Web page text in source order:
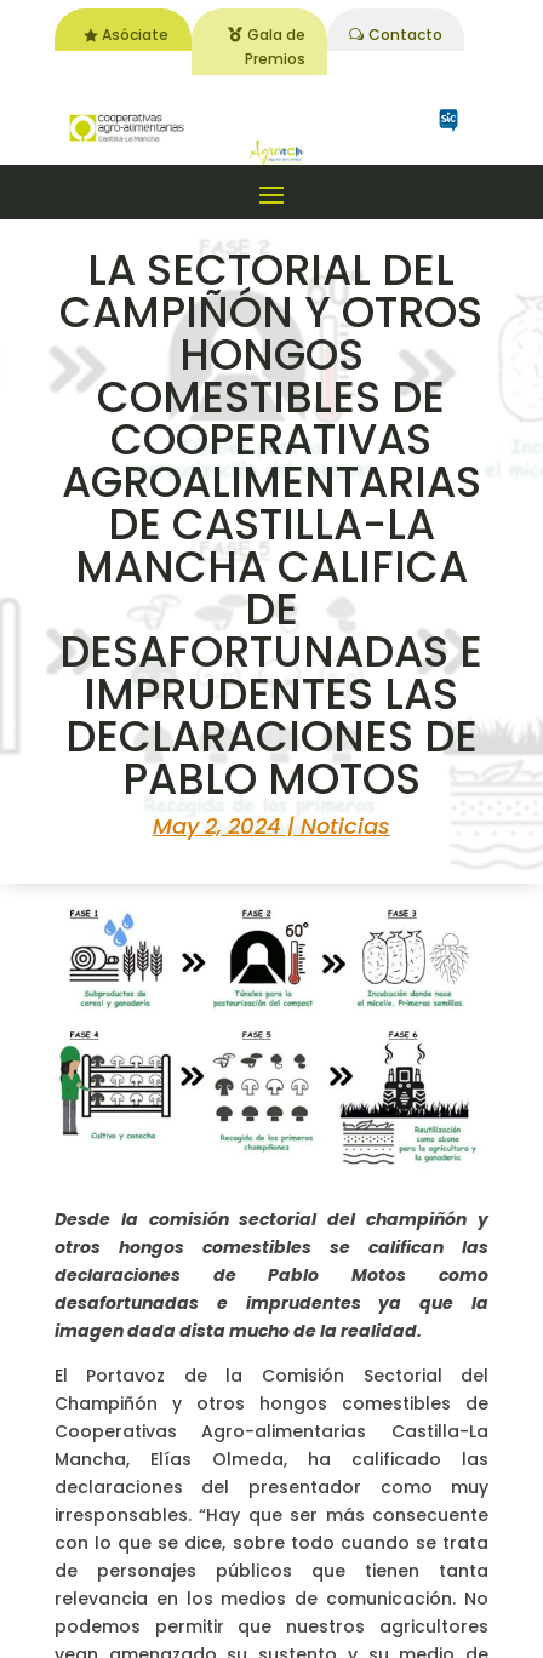
Asóciate
Gala de
Premios
Contacto
LA SECTORIAL DEL
CAMPIÑÓN Y OTROS
HONGOS
COMESTIBLES DE
COOPERATIVAS
AGROALIMENTARIAS
DE CASTILLA-LA
MANCHA CALIFICA
DE
DESAFORTUNADAS E
IMPRUDENTES LAS
DECLARACIONES DE
PABLO MOTOS
May 2, 2024 | Noticias
Desde la comisión sectorial del champiñón y
otros hongos comestibles se califican las
declaraciones de Pablo Motos como
desafortunadas e imprudentes ya que la
imagen dada dista mucho de la realidad.
El Portavoz de la Comisión Sectorial del
Champiñón y otros hongos comestibles de
Cooperativas Agro-alimentarias Castilla-La
Mancha, Elías Olmeda, ha calificado las
declaraciones del presentador como muy
irresponsables. “Hay que ser más consecuente
con lo que se dice, sobre todo cuando se trata
de personajes públicos que tienen tanta
relevancia en los medios de comunicación. No
podemos permitir que nuestros agricultores